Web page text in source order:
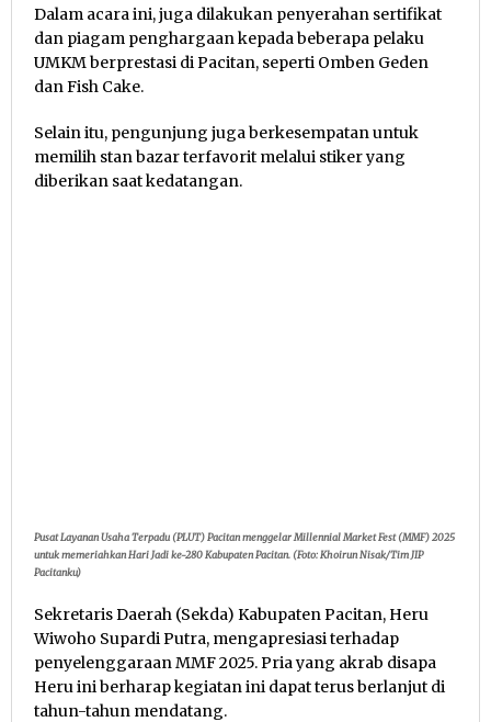
Dalam acara ini, juga dilakukan penyerahan sertifikat
dan piagam penghargaan kepada beberapa pelaku
UMKM berprestasi di Pacitan, seperti Omben Geden
dan Fish Cake.
Selain itu, pengunjung juga berkesempatan untuk
memilih stan bazar terfavorit melalui stiker yang
diberikan saat kedatangan.
Pusat Layanan Usaha Terpadu (PLUT) Pacitan menggelar Millennial Market Fest (MMF) 2025
untuk memeriahkan Hari Jadi ke-280 Kabupaten Pacitan. (Foto: Khoirun Nisak/Tim JIP
Pacitanku)
Sekretaris Daerah (Sekda) Kabupaten Pacitan, Heru
Wiwoho Supardi Putra, mengapresiasi terhadap
penyelenggaraan MMF 2025. Pria yang akrab disapa
Heru ini berharap kegiatan ini dapat terus berlanjut di
tahun-tahun mendatang.